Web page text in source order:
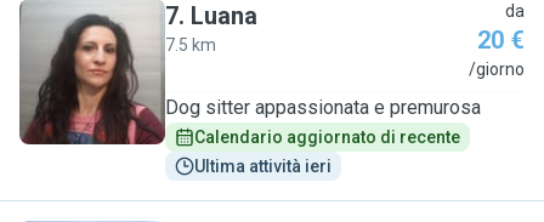
L
7. Luana
7.5 km
da
20 €
/giorno
Dog sitter appassionata e premurosa
Calendario aggiornato di recente
Ultima attività ieri